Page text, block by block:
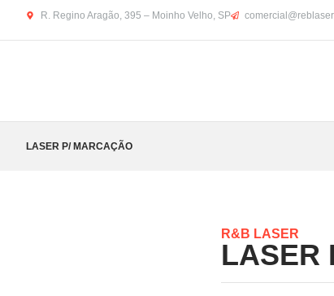
R. Regino Aragão, 395 – Moinho Velho, SP
LASER P/ MARCAÇÃO
R&B LASER
LASER